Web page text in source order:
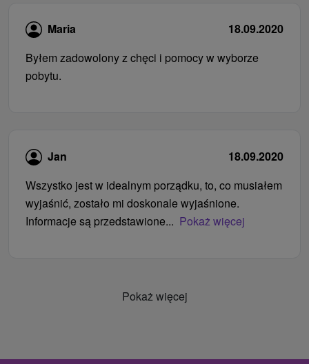
Maria
18.09.2020
Byłem zadowolony z chęci i pomocy w wyborze
pobytu.
Jan
18.09.2020
Wszystko jest w idealnym porządku, to, co musiałem
wyjaśnić, zostało mi doskonale wyjaśnione.
Informacje są przedstawione... Pokaż więcej
Pokaż więcej